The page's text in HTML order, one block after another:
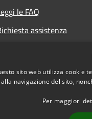
le FAQ
assistenza
sito web utilizza cookie
alla navigazione del sito,
Per maggiori